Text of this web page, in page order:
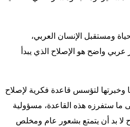
ومستقبل الإنسان العربي،
واضح هو الإصلاح الذي يبدأ
وخبرتها لتؤسس قاعدة فكرية لإصلاح
ما ستفرزه هذه القاعدة، مسؤولية
لا بد أن يتمتع بشعور عام ومخلص